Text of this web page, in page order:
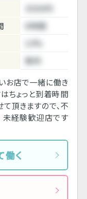
3500円
6時間
10%
無料
お店で一緒に働き
ちょっと到着時間
頂きますので、不
未経験歓迎店です
働く